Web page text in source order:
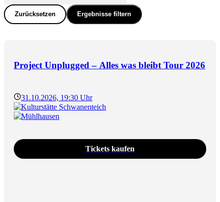
Zurücksetzen Ergebnisse filtern
Project Unplugged – Alles was bleibt Tour 2026
31.10.2026, 19:30 Uhr
Kulturstätte Schwanenteich
Mühlhausen
Tickets kaufen